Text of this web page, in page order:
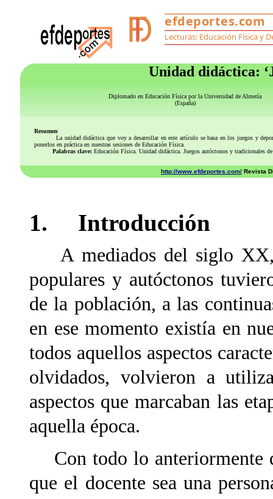
Unidad didáctica:
Diplomado en Educación Física por la Universidad de Almería
(España)
Resumen
La unidad didáctica que voy a desarrollar en este artículo se basa en los juegos y
ponerlos en práctica en nuestras sesiones de Educación Física.
Palabras clave:Educación Física. Unidad didáctica. Juegos autóctonos y tradicionales
http://www.efdeportes.com/ Revista
1. Introducción
A mediados del siglo XX,
populares y autóctonos
de la población, a las
en ese momento existía en
todos aquellos aspectos
olvidados, volvieron a
aspectos que marcaban las
aquella época.
Con todo lo anteriormente
que el docente sea una